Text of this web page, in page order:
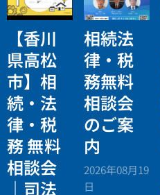
【香川
県高松
市】相
続・法
律・税
務 無料
相談会
｜司法
相続法
律・税
務無料
相談会
のご案
内
2026年08月19
日